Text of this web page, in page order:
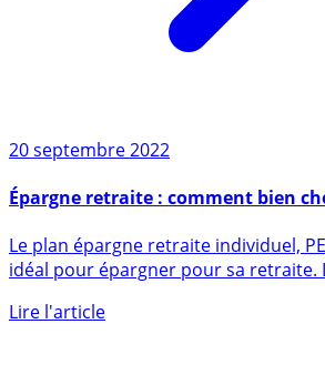
20 septembre 2022
Épargne retraite : comment bien
idéal pour épargner pour sa retraite.